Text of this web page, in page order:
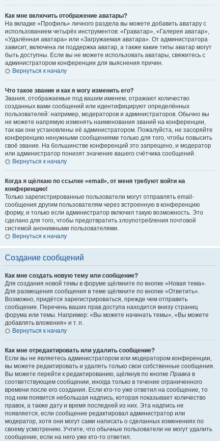
Как мне включить отображение аватары?
На вкладке «Профиль» личного раздела вы можете добавить аватару с
использованием четырёх инструментов: «Граватар», «Галерея аватар»,
«Удалённая аватара» или «Загружаемая аватара». От администратора
зависит, включена ли поддержка аватар, а также какие типы аватар могут
быть доступны. Если вы не можете использовать аватары, свяжитесь с
администратором конференции для выяснения причин.
Вернуться к началу
Что такое звание и как я могу изменить его?
Звания, отображаемые под вашим именем, отражают количество
созданных вами сообщений или идентифицируют определённых
пользователей: например, модераторов и администраторов. Обычно вы
не можете напрямую изменять наименования званий на конференции,
так как они установлены её администратором. Пожалуйста, не засоряйте
конференцию ненужными сообщениями только для того, чтобы повысить
своё звание. На большинстве конференций это запрещено, и модератор
или администратор понизят значение вашего счётчика сообщений.
Вернуться к началу
Когда я щёлкаю по ссылке «email», от меня требуют войти на
конференцию!
Только зарегистрированные пользователи могут отправлять email-
сообщения другим пользователям через встроенную в конференцию
форму, и только если администратор включил такую возможность. Это
сделано для того, чтобы предотвратить злоупотребления почтовой
системой анонимными пользователями.
Вернуться к началу
Создание сообщений
Как мне создать новую тему или сообщение?
Для создания новой темы в форуме щёлкните по кнопке «Новая тема».
Для размещения сообщения в теме щёлкните по кнопке «Ответить».
Возможно, придётся зарегистрироваться, прежде чем отправить
сообщение. Перечень ваших прав доступа находится внизу страниц
форума или темы. Например: «Вы можете начинать темы», «Вы можете
добавлять вложения» и т. п.
Вернуться к началу
Как мне отредактировать или удалить сообщение?
Если вы не являетесь администратором или модератором конференции,
вы можете редактировать и удалять только свои собственные сообщения.
Вы можете перейти к редактированию, щёлкнув по кнопке Правка в
соответствующем сообщении, иногда только в течение ограниченного
времени после его создания. Если кто-то уже ответил на сообщение, то
под ним появится небольшая надпись, которая показывает количество
правок, а также дату и время последней из них. Эта надпись не
появляется, если сообщение редактировал администратор или
модератор, хотя они могут сами написать о сделанных изменениях по
своему усмотрению. Учтите, что обычные пользователи не могут удалить
сообщение, если на него уже кто-то ответил.